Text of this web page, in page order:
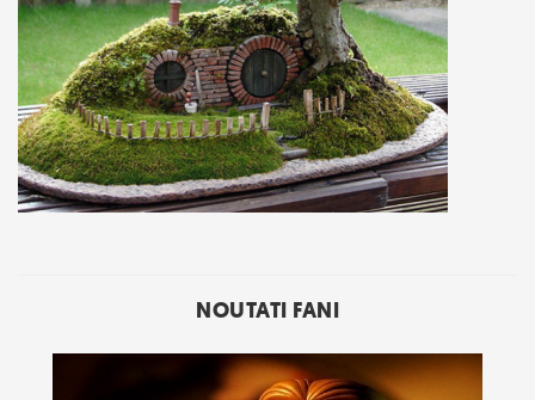
NOUTATI FANI